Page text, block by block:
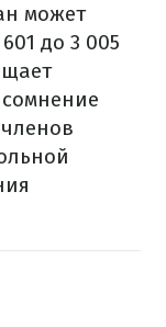
может
до 3 005